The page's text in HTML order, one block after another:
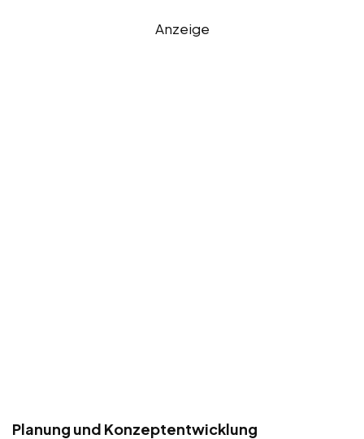
Anzeige
Planung und Konzeptentwicklung